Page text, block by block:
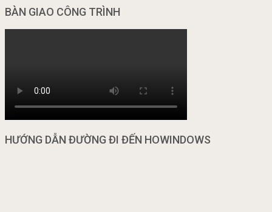
BÀN GIAO CÔNG TRÌNH
HƯỚNG DẪN ĐƯỜNG ĐI ĐẾN HOWINDOWS